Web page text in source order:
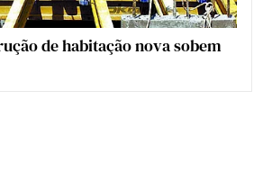
de habitação nova sobem